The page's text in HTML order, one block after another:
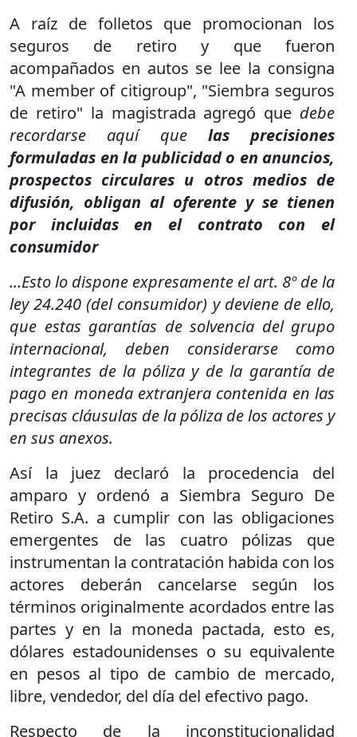
A raíz de folletos que promocionan los
seguros de retiro y que fueron
acompañados en autos se lee la consigna
"A member of citigroup", "Siembra seguros
de retiro" la magistrada agregó que debe
recordarse aquí que las precisiones
formuladas en la publicidad o en anuncios,
prospectos circulares u otros medios de
difusión, obligan al oferente y se tienen
por incluidas en el contrato con el
consumidor
...Esto lo dispone expresamente el art. 8º de la
ley 24.240 (del consumidor) y deviene de ello,
que estas garantías de solvencia del grupo
internacional, deben considerarse como
integrantes de la póliza y de la garantía de
pago en moneda extranjera contenida en las
precisas cláusulas de la póliza de los actores y
en sus anexos.
Así la juez declaró la procedencia del
amparo y ordenó a Siembra Seguro De
Retiro S.A. a cumplir con las obligaciones
emergentes de las cuatro pólizas que
instrumentan la contratación habida con los
actores deberán cancelarse según los
términos originalmente acordados entre las
partes y en la moneda pactada, esto es,
dólares estadounidenses o su equivalente
en pesos al tipo de cambio de mercado,
libre, vendedor, del día del efectivo pago.
Respecto de la inconstitucionalidad